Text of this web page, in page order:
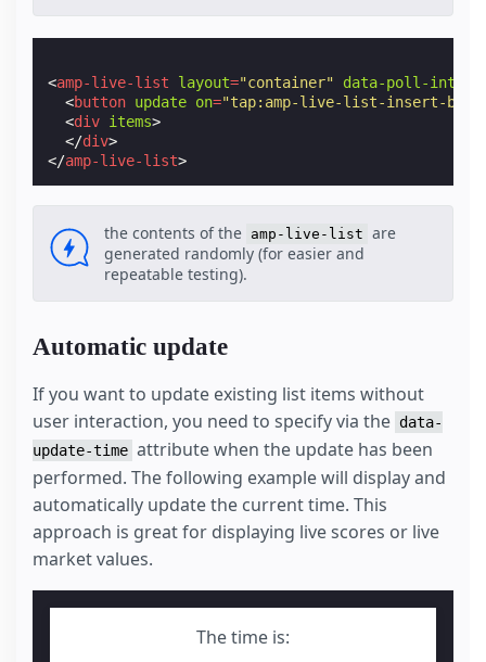
<amp-live-list layout="container"
data-poll-
<button update on="tap:amp-live-list-insert-
<div items>
</div>
</amp-live-list>
the contents of the amp-live-list are
generated randomly (for easier and
repeatable testing).
Automatic update
If you want to update existing list items without
user interaction, you need to specify via the data-
update-time attribute when the update has been
performed. The following example will display and
automatically update the current time. This
approach is great for displaying live scores or live
market values.
The time is: